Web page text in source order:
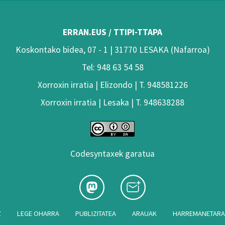
ERRAN.EUS / TTIPI-TTAPA
Koskontako bidea, 07 - 1 | 31770 LESAKA (Nafarroa)
Tel: 948 63 54 58
Xorroxin irratia | Elizondo | T. 948581226
Xorroxin irratia | Lesaka | T. 948638288
Codesyntaxek garatua
LEGE OHARRA PUBLIZITATEA ARAUAK